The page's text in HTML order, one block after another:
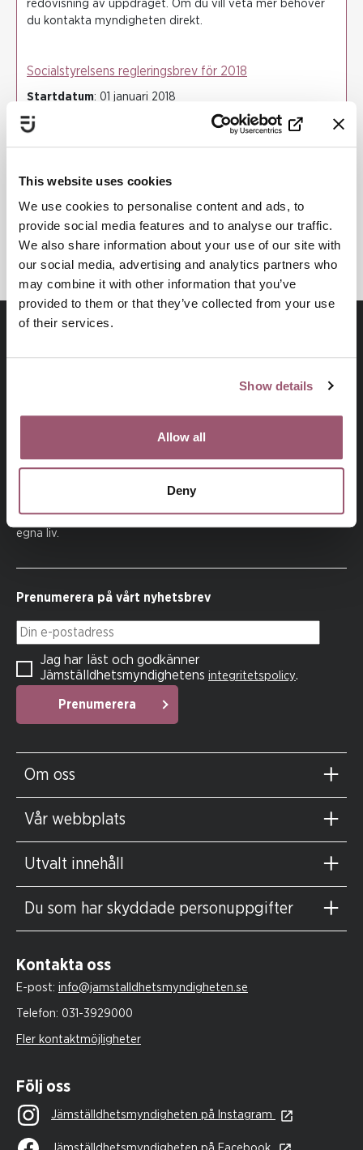
This website uses cookies
We use cookies to personalise content and ads, to
provide social media features and to analyse our traffic.
We also share information about your use of our site with
our social media, advertising and analytics partners who
may combine it with other information that you’ve
provided to them or that they’ve collected from your use
of their services.
Show details
Allow all
Deny
redovisning av uppdraget. Om du vill veta mer behöver
du kontakta myndigheten direkt.
Socialstyrelsens regleringsbrev för 2018
Startdatum: 01 januari 2018
Slutdatum
SOCIALSTYRELSEN
KUNSKAP OCH METODUTVECKLING
SÄRSKILD SÅRBARHET FÖR VÅLD
HBTQI-PERSONERS RÄTTIGHETER
Jämställdhetsmyndigheten för att kvinnor och män, flickor
och pojkar ska ha samma makt att forma samhället och sina
egna liv.
Prenumerera på vårt nyhetsbrev
Din e-postadress
Prenumerera
Jag har läst och godkänner
Jämställdhetsmyndighetens integritetspolicy.
Om oss
Vår webbplats
Utvalt innehåll
Du som har skyddade personuppgifter
Kontakta oss
E-post: info@jamstalldhetsmyndigheten.se
Telefon: 031-3929000
Fler kontaktmöjligheter
Följ oss
Jämställdhetsmyndigheten på Instagram